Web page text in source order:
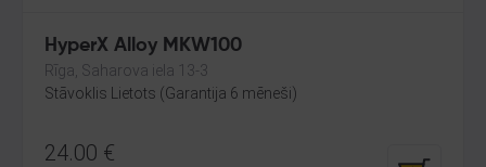
HyperX Alloy MKW100
Rīga, Saharova iela 13-3
Stāvoklis Lietots (Garantija 6 mēneši)
24.00 €